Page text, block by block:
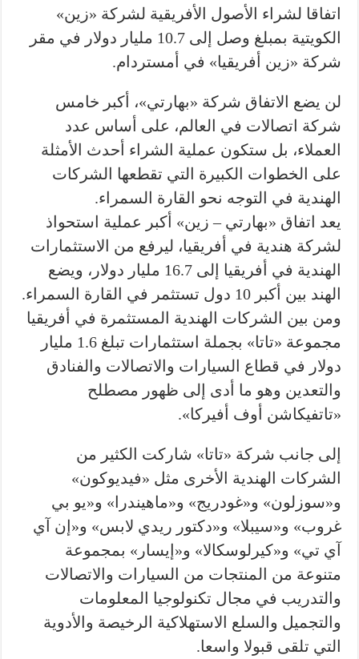
اتفاقا لشراء الأصول الأفريقية لشركة «زين»
الكويتية بمبلغ وصل إلى 10.7 مليار دولار في مقر
شركة «زين أفريقيا» في أمستردام.
لن يضع الاتفاق شركة «بهارتي»، أكبر خامس
شركة اتصالات في العالم، على أساس عدد
العملاء، بل ستكون عملية الشراء أحدث الأمثلة
على الخطوات الكبيرة التي تقطعها الشركات
الهندية في التوجه نحو القارة السمراء.
يعد اتفاق «بهارتي – زين» أكبر عملية استحواذ
لشركة هندية في أفريقيا، ليرفع من الاستثمارات
الهندية في أفريقيا إلى 16.7 مليار دولار، ويضع
الهند بين أكبر 10 دول تستثمر في القارة السمراء.
ومن بين الشركات الهندية المستثمرة في أفريقيا
مجموعة «تاتا» بجملة استثمارات تبلغ 1.6 مليار
دولار في قطاع السيارات والاتصالات والفنادق
والتعدين وهو ما أدى إلى ظهور مصطلح
«تاتفيكاشن أوف أفيركا».
إلى جانب شركة «تاتا» شاركت الكثير من
الشركات الهندية الأخرى مثل «فيديوكون»
و«سوزلون» و«غودريج» و«ماهيندرا» و«يو بي
غروب» و«سيبلا» و«دكتور ريدي لابس» و«إن آي
آي تي» و«كيرلوسكالا» و«إيسار» بمجموعة
متنوعة من المنتجات من السيارات والاتصالات
والتدريب في مجال تكنولوجيا المعلومات
والتجميل والسلع الاستهلاكية الرخيصة والأدوية
التي تلقى قبولا واسعا.